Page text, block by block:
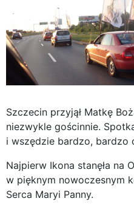
Szczecin przyjął Matkę
niezwykle gościnnie.
i wszędzie bardzo, bardzo
Najpierw Ikona stanęła na
w pięknym nowoczesnym
Serca Maryi Panny.